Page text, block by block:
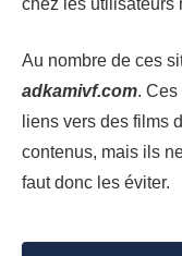
chez les utilisateurs
Au nombre de ces
adkamivf.com.
liens vers des films
contenus, mais ils
faut donc les éviter.